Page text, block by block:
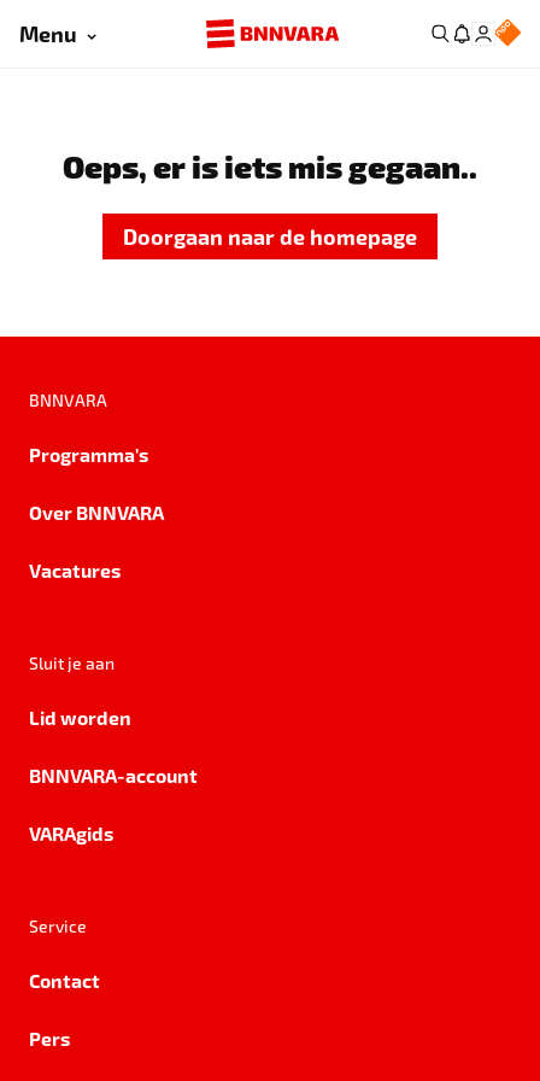
Menu
Oeps, er is iets mis gegaan..
Doorgaan naar de homepage
BNNVARA
Programma's
Over BNNVARA
Vacatures
Sluit je aan
Lid worden
BNNVARA-account
VARAgids
Service
Contact
Pers